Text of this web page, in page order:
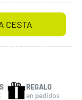
CESTA
REGALO
en pedidos